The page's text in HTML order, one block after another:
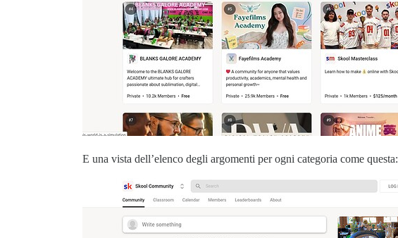
E una vista dell’elenco degli argomenti per ogni categoria come questa: